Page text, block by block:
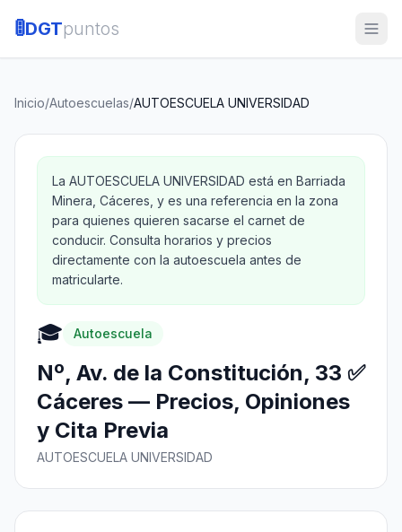
🚦DGTpuntos
Inicio/Autoescuelas/AUTOESCUELA UNIVERSIDAD
La AUTOESCUELA UNIVERSIDAD está en Barriada
Minera, Cáceres, y es una referencia en la zona
para quienes quieren sacarse el carnet de
conducir. Consulta horarios y precios
directamente con la autoescuela antes de
matricularte.
🎓 Autoescuela
Nº, Av. de la Constitución, 33 ✅
Cáceres — Precios, Opiniones
y Cita Previa
AUTOESCUELA UNIVERSIDAD